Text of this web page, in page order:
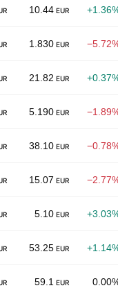
10.44 EUR
1.830 EUR
21.82 EUR
5.190 EUR
38.10 EUR
15.07 EUR
5.10 EUR
53.25 EUR
59.1 EUR